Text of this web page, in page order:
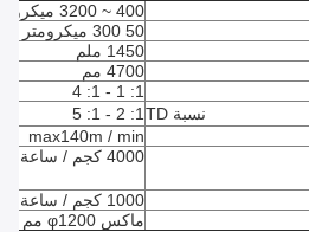
400 ~ 3200 ميكرومتر
50 300 ميكرومتر
1450 ملم
4700 مم
1: 1 - 1: 4
نسبة TD
1: 2 - 1: 5
max140m / min
4000 كجم / ساعة كحد أقصى
1000 كجم / ساعة كحد أقصى
ماكس φ1200 مم